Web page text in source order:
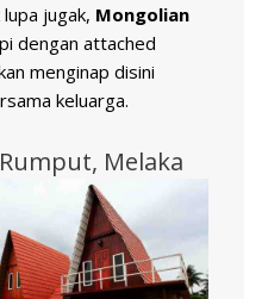
jugak, Mongolian
dengan attached
menginap disini
keluarga.
Melaka